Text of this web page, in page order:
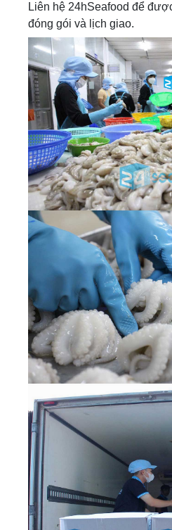
Liên hệ 24hSeafood để
đóng gói và lịch giao.